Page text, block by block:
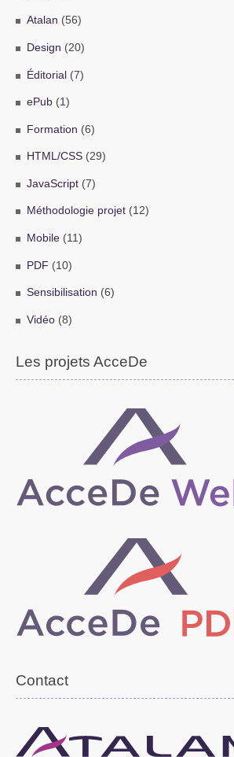
Atalan (56)
Design (20)
Éditorial(7)
ePub(1)
Formation (6)
HTML/CSS(29)
JavaScript(7)
Méthodologie projet(12)
Mobile(11)
PDF (10)
Sensibilisation (6)
Vidéo(8)
Les projets AcceDe
Contact